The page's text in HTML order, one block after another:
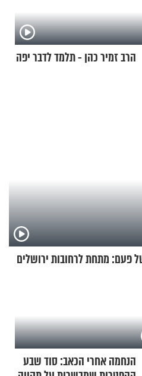
הרב זמיר כהן - תלמד לדבר יפה
פעם: מתחת לרחובות ירושלים
הנחמה אחרי הכאב: סוד שבע